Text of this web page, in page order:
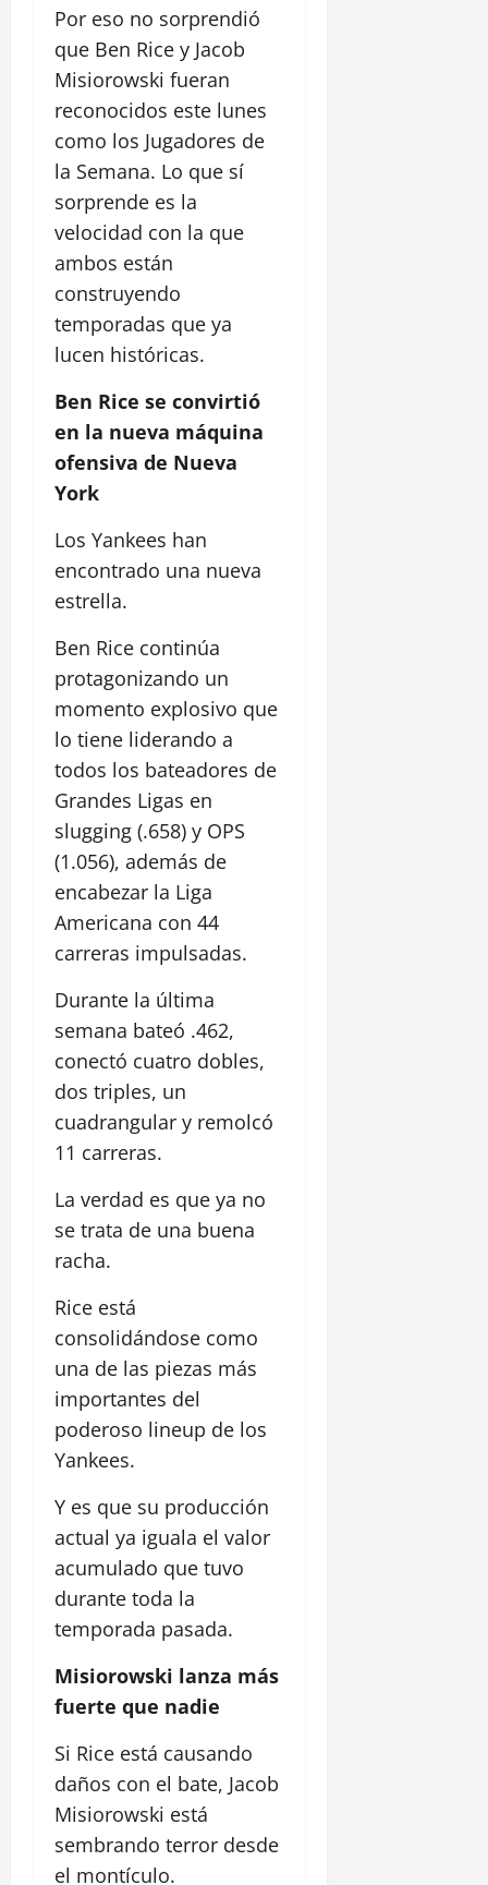
Por eso no sorprendió
que Ben Rice y Jacob
Misiorowski fueran
reconocidos este lunes
como los Jugadores de
la Semana. Lo que sí
sorprende es la
velocidad con la que
ambos están
construyendo
temporadas que ya
lucen históricas.
Ben Rice se convirtió
en la nueva máquina
ofensiva de Nueva
York
Los Yankees han
encontrado una nueva
estrella.
Ben Rice continúa
protagonizando un
momento explosivo que
lo tiene liderando a
todos los bateadores de
Grandes Ligas en
slugging (.658) y OPS
(1.056), además de
encabezar la Liga
Americana con 44
carreras impulsadas.
Durante la última
semana bateó .462,
conectó cuatro dobles,
dos triples, un
cuadrangular y remolcó
11 carreras.
La verdad es que ya no
se trata de una buena
racha.
Rice está
consolidándose como
una de las piezas más
importantes del
poderoso lineup de los
Yankees.
Y es que su producción
actual ya iguala el valor
acumulado que tuvo
durante toda la
temporada pasada.
Misiorowski lanza más
fuerte que nadie
Si Rice está causando
daños con el bate, Jacob
Misiorowski está
sembrando terror desde
el montículo.